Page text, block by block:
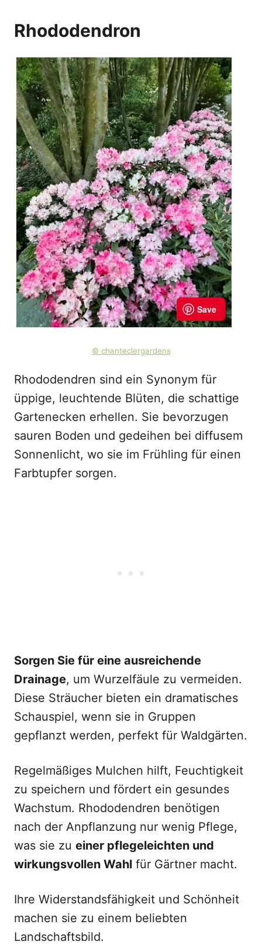
Rhododendron
© chanteclergardens
Rhododendren sind ein Synonym für
üppige, leuchtende Blüten, die schattige
Gartenecken erhellen. Sie bevorzugen
sauren Boden und gedeihen bei diffusem
Sonnenlicht, wo sie im Frühling für einen
Farbtupfer sorgen.
Sorgen Sie für eine ausreichende
Drainage, um Wurzelfäule zu vermeiden.
Diese Sträucher bieten ein dramatisches
Schauspiel, wenn sie in Gruppen
gepflanzt werden, perfekt für Waldgärten.
Regelmäßiges Mulchen hilft, Feuchtigkeit
zu speichern und fördert ein gesundes
Wachstum. Rhododendren benötigen
nach der Anpflanzung nur wenig Pflege,
was sie zu einer pflegeleichten und
wirkungsvollen Wahl für Gärtner macht.
Ihre Widerstandsfähigkeit und Schönheit
machen sie zu einem beliebten
Landschaftsbild.